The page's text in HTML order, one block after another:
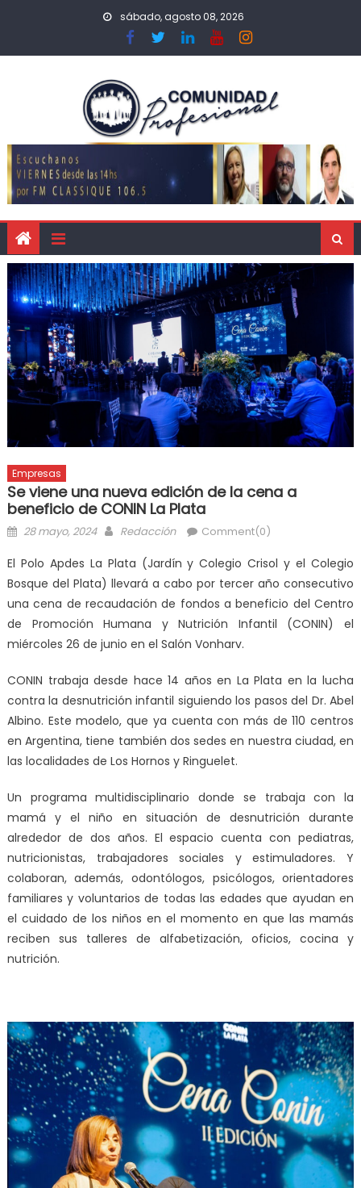
sábado, agosto 08, 2026
Empresas
Se viene una nueva edición de la cena a
beneficio de CONIN La Plata
28 mayo, 2024 Redacción Comment(0)
El Polo Apdes La Plata (Jardín y Colegio Crisol y el Colegio
Bosque del Plata) llevará a cabo por tercer año consecutivo
una cena de recaudación de fondos a beneficio del Centro
de Promoción Humana y Nutrición Infantil (CONIN) el
miércoles 26 de junio en el Salón Vonharv.
CONIN trabaja desde hace 14 años en La Plata en la lucha
contra la desnutrición infantil siguiendo los pasos del Dr. Abel
Albino. Este modelo, que ya cuenta con más de 110 centros
en Argentina, tiene también dos sedes en nuestra ciudad, en
las localidades de Los Hornos y Ringuelet.
Un programa multidisciplinario donde se trabaja con la
mamá y el niño en situación de desnutrición durante
alrededor de dos años. El espacio cuenta con pediatras,
nutricionistas, trabajadores sociales y estimuladores. Y
colaboran, además, odontólogos, psicólogos, orientadores
familiares y voluntarios de todas las edades que ayudan en
el cuidado de los niños en el momento en que las mamás
reciben sus talleres de alfabetización, oficios, cocina y
nutrición.